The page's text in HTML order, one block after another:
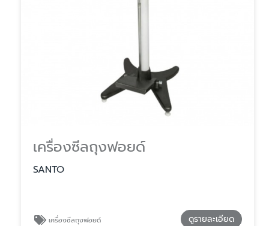
เครื่องซีลถุงฟอยด์
SANTO
เครื่องซีลถุงฟอยด์ ดูรายละเอียด